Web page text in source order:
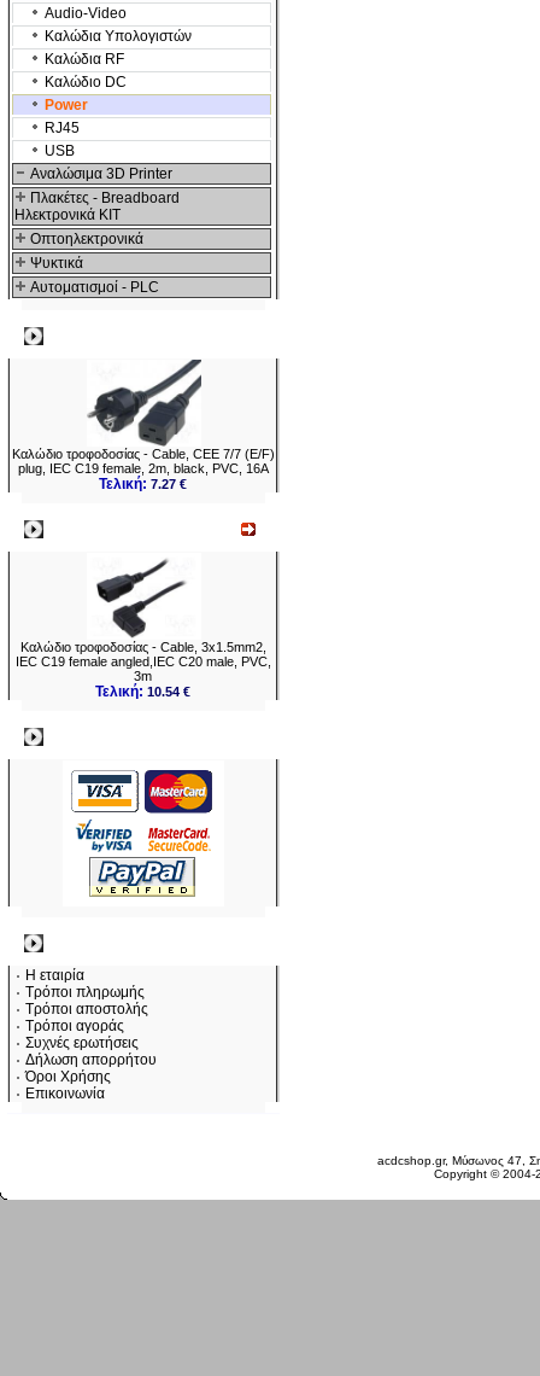
Audio-Video
Καλώδια Υπολογιστών
Καλώδια RF
Καλώδιο DC
Power
RJ45
USB
Αναλώσιμα 3D Printer
Πλακέτες - Breadboard
Ηλεκτρονικά ΚΙΤ
Οπτοηλεκτρονικά
Ψυκτικά
Αυτοματισμοί - PLC
Καλώδιο τροφοδοσίας - Cable, CEE 7/7 (E/F)
plug, IEC C19 female, 2m, black, PVC, 16A
Τελική:7.27 €
Καλώδιο τροφοδοσίας - Cable, 3x1.5mm2,
IEC C19 female angled,IEC C20 male, PVC,
3m
Τελική:10.54 €
Η εταιρία
Τρόποι πληρωμής
Τρόποι αποστολής
Τρόποι αγοράς
Συχνές ερωτήσεις
Δήλωση απορρήτου
Όροι Χρήσης
Επικοινωνία
acdcshop.gr, Μύσωνος 47,
Copyright ©